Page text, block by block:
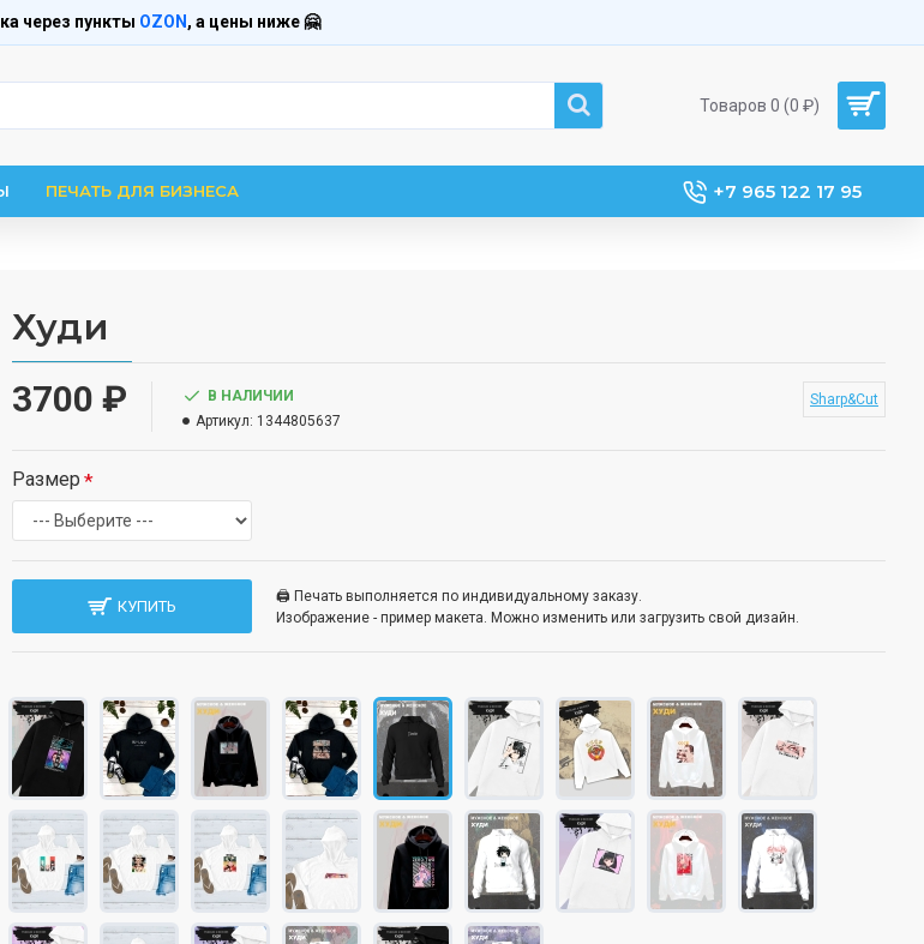
через пункты OZON , а цены ниже 🤗
Товаров 0 (0 ₽)
ПЕЧАТЬ ДЛЯ БИЗНЕСА +7 965 122 17 95
Худи
3700 ₽
В НАЛИЧИИ
Артикул: 1344805637
Sharp&Cut
Размер
КУПИТЬ
🖨️ Печать выполняется по индивидуальному заказу.
Изображение - пример макета. Можно изменить или загрузить свой дизайн.